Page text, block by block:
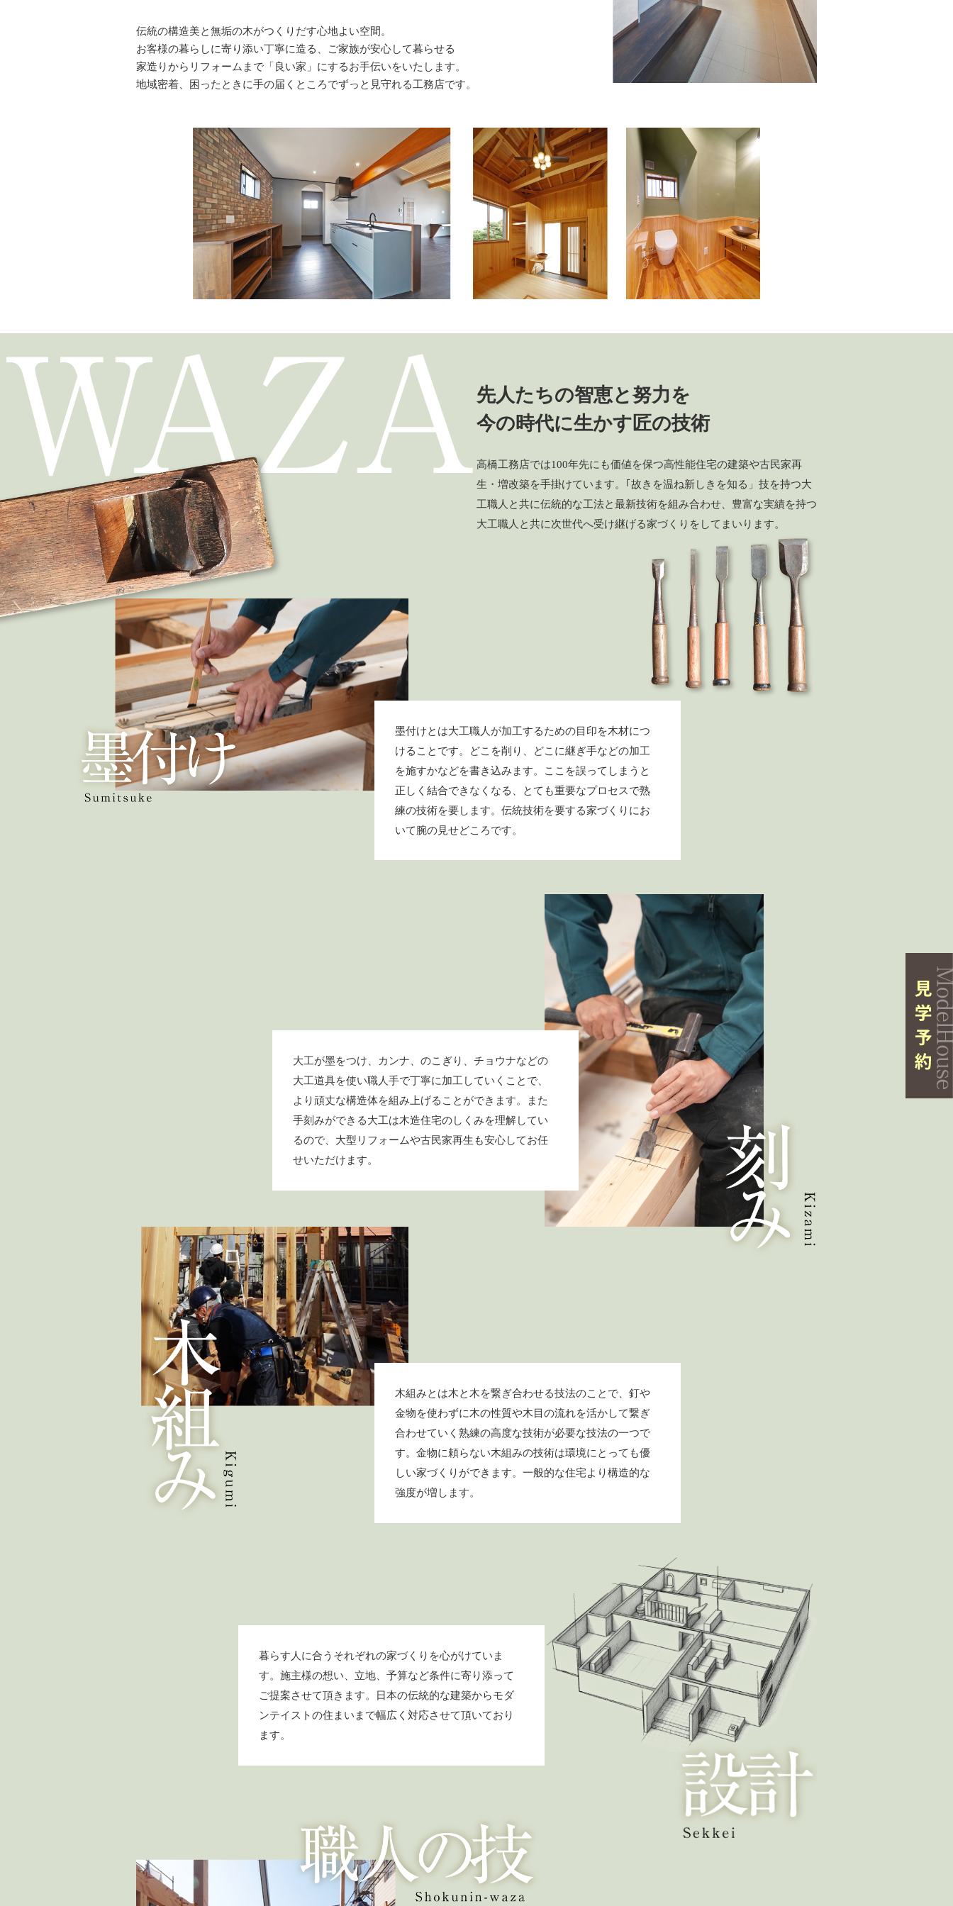
伝統の構造美と無垢の木がつくりだす心地よい空間。
お客様の暮らしに寄り添い丁寧に造る、ご家族が安心して暮らせる
家造りからリフォームまで「良い家」にするお手伝いをいたします。
地域密着、困ったときに手の届くところでずっと見守れる工務店です。
先人たちの智恵と努力を
今の時代に生かす匠の技術
高橋工務店では100年先にも価値を保つ高性能住宅の建築や古民家再
生・増改築を手掛けています。｢故きを温ね新しきを知る」技を持つ大
工職人と共に伝統的な工法と最新技術を組み合わせ、豊富な実績を持つ
大工職人と共に次世代へ受け継げる家づくりをしてまいります。
墨付けとは大工職人が加工するための目印を木材につ
けることです。どこを削り、どこに継ぎ手などの加工
を施すかなどを書き込みます。ここを誤ってしまうと
正しく結合できなくなる、とても重要なプロセスで熟
練の技術を要します。伝統技術を要する家づくりにお
いて腕の見せどころです。
大工が墨をつけ、カンナ、のこぎり、チョウナなどの
大工道具を使い職人手で丁寧に加工していくことで、
より頑丈な構造体を組み上げることができます。また
手刻みができる大工は木造住宅のしくみを理解してい
るので、大型リフォームや古民家再生も安心してお任
せいただけます。
木組みとは木と木を繋ぎ合わせる技法のことで、釘や
金物を使わずに木の性質や木目の流れを活かして繋ぎ
合わせていく熟練の高度な技術が必要な技法の一つで
す。金物に頼らない木組みの技術は環境にとっても優
しい家づくりができます。一般的な住宅より構造的な
強度が増します。
暮らす人に合うそれぞれの家づくりを心がけていま
す。施主様の想い、立地、予算など条件に寄り添って
ご提案させて頂きます。日本の伝統的な建築からモダ
ンテイストの住まいまで幅広く対応させて頂いており
ます。